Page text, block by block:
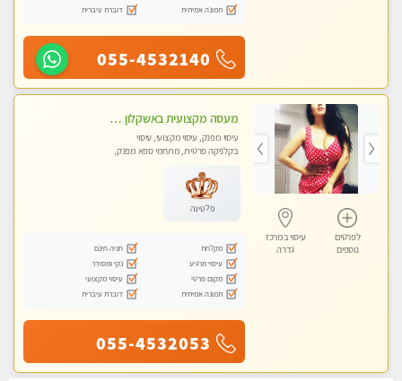
תמונה אמיתית
דוברת עיברית
055-4532140
לפרטים
נוספים
עיסוי במרכז
גדרה
מעסה מקצועית באשקלון מסאז' מפנק ומשחרר ומרגיע באווירה נעימה ושקטה
עיסוי מפנק, עיסוי מקצועי, עיסוי
בקלניקה פרטית, מתחמי ספא מפנק,
פלטינה
מקלחת
חניה חינם
עיסוי מרגיע
נקי ומסודר
מקום פרטי
עיסוי מקצועי
תמונה אמיתית
דוברת עיברית
055-4532053